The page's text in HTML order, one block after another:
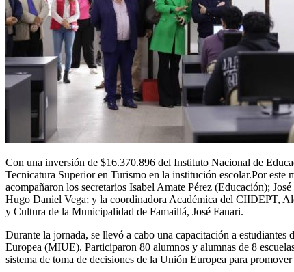
Con una inversión de $16.370.896 del Instituto Nacional de
Tecnicatura Superior en Turismo en la institución escolar.Por
acompañaron los secretarios Isabel Amate Pérez (Educación);
Hugo Daniel Vega; y la coordinadora Académica del CIIDEPT,
y Cultura de la Municipalidad de Famaillá, José Fanari.
Durante la jornada, se llevó a cabo una capacitación a
Europea (MIUE). Participaron 80 alumnos y alumnas de 8
sistema de toma de decisiones de la Unión Europea para